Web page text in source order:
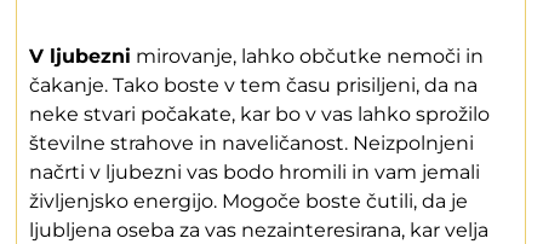
V ljubezni mirovanje, lahko občutke nemoči in
čakanje. Tako boste v tem času prisiljeni, da na
neke stvari počakate, kar bo v vas lahko sprožilo
številne strahove in naveličanost. Neizpolnjeni
načrti v ljubezni vas bodo hromili in vam jemali
življenjsko energijo. Mogoče boste čutili, da je
ljubljena oseba za vas nezainteresirana, kar velja